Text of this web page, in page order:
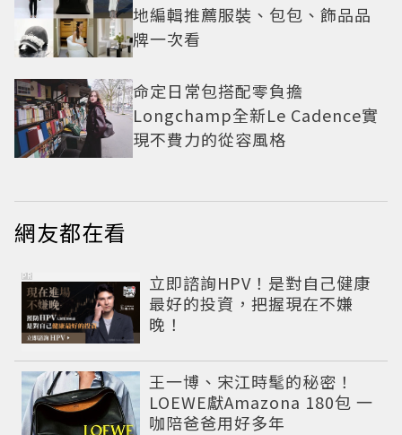
地編輯推薦服裝、包包、飾品品
牌一次看
命定日常包搭配零負擔
Longchamp全新Le Cadence實
現不費力的從容風格
網友都在看
立即諮詢HPV！是對自己健康
最好的投資，把握現在不嫌
晚！
PR
王一博、宋江時髦的秘密！
LOEWE獻Amazona 180包 一
咖陪爸爸用好多年